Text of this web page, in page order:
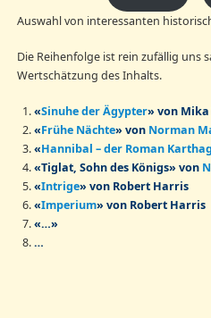
Auswahl von interessanten
Die Reihenfolge ist rein zufällig uns
Wertschätzung des Inhalts.
«Sinuhe der Ägypter» von
«Frühe Nächte»von Norman
«Hannibal – der Roman
«Tiglat, Sohn des Königs»von
«Intrige»von Robert Harris
«Imperium»von Robert Harris
«…»
…